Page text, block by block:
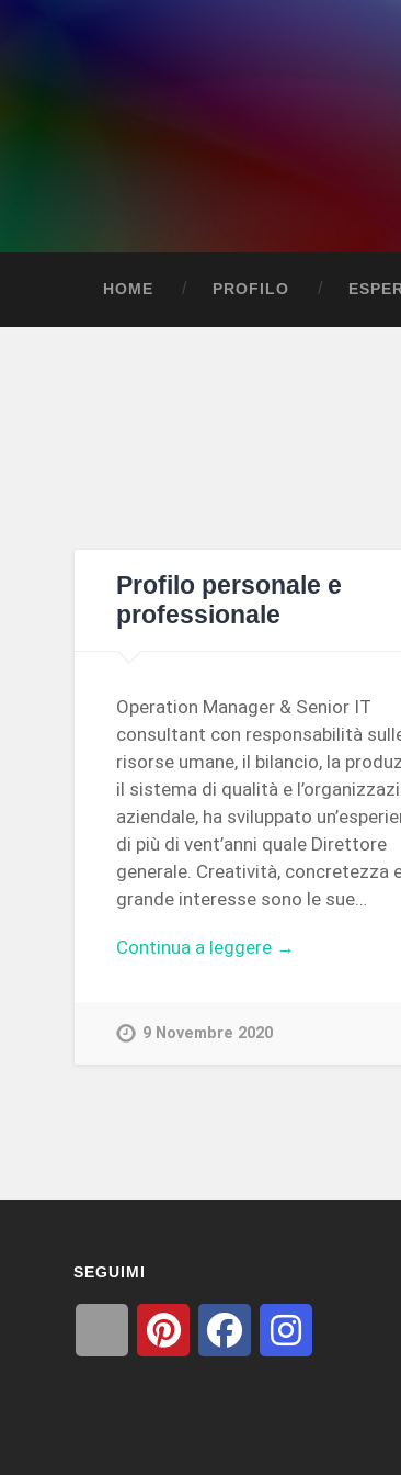
HOME PROFILO
Profilo personale e
professionale
Operation Manager & Senior IT
consultant con responsabilità
risorse umane, il bilancio, la
il sistema di qualità e
aziendale, ha sviluppato
di più di vent’anni quale Direttore
generale. Creatività, concretezza
grande interesse sono le sue…
Continua a leggere →
9 Novembre 2020
SEGUIMI